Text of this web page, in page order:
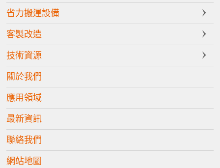
省力搬運設備
客製改造
技術資源
關於我們
應用領域
最新資訊
聯絡我們
網站地圖